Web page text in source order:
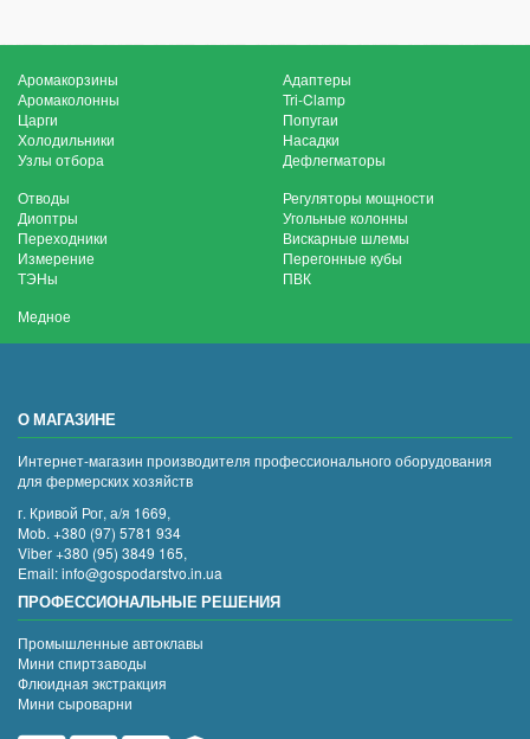
Аромакорзины
Аромаколонны
Царги
Холодильники
Узлы отбора
Адаптеры
Tri-Clamp
Попугаи
Насадки
Дефлегматоры
Отводы
Диоптры
Переходники
Измерение
ТЭНы
Регуляторы мощности
Угольные колонны
Вискарные шлемы
Перегонные кубы
ПВК
Медное
О МАГАЗИНЕ
Интернет-магазин производителя профессионального оборудования
для фермерских хозяйств
г. Кривой Рог, а/я 1669,
Mob. +380 (97) 5781 934
Viber +380 (95) 3849 165,
Email: info@gospodarstvo.in.ua
ПРОФЕССИОНАЛЬНЫЕ РЕШЕНИЯ
Промышленные автоклавы
Мини спиртзаводы
Флюидная экстракция
Мини сыроварни